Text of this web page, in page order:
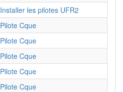
Installer les pilotes UFR2
Pilote Cque
Pilote Cque
Pilote Cque
Pilote Cque
Pilote Cque